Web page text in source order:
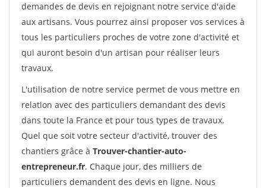
demandes de devis en rejoignant notre service d'aide
aux artisans. Vous pourrez ainsi proposer vos services à
tous les particuliers proches de votre zone d'activité et
qui auront besoin d'un artisan pour réaliser leurs
travaux.
L'utilisation de notre service permet de vous mettre en
relation avec des particuliers demandant des devis
dans toute la France et pour tous types de travaux.
Quel que soit votre secteur d'activité, trouver des
chantiers grâce à Trouver-chantier-auto-
entrepreneur.fr. Chaque jour, des milliers de
particuliers demandent des devis en ligne. Nous